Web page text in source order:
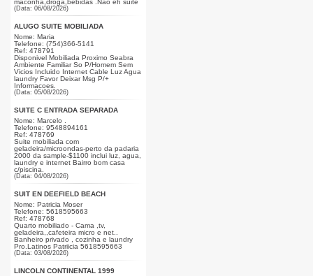
(Data: 06/08/2026)
ALUGO SUITE MOBILIADA
Nome: Maria
Telefone: (754)366-5141
Ref: 478791
Disponivel Mobiliada Proximo Seabra
Ambiente Familiar So P/Homem Sem
Vicios Incluido Internet Cable Luz Agua
laundry Favor Deixar Msg P/+
Informacoes.
(Data: 05/08/2026)
SUITE C ENTRADA SEPARADA
Nome: Marcelo .
Telefone: 9548894161
Ref: 478769
Suite mobiliada com
geladeira/microondas-perto da padaria
2000 da sample-$1100 inclui luz, agua,
laundry e internet Bairro bom casa
c/piscina.
(Data: 04/08/2026)
SUIT EN DEEFIELD BEACH
Nome: Patricia Moser
Telefone: 5618595663
Ref: 478768
Quarto mobiliado - Cama ,tv,
geladeira,,cafeteira micro e net..
Banheiro privado , cozinha e laundry
Pro.Latinos Patriicia 5618595663
(Data: 03/08/2026)
LINCOLN CONTINENTAL 1999